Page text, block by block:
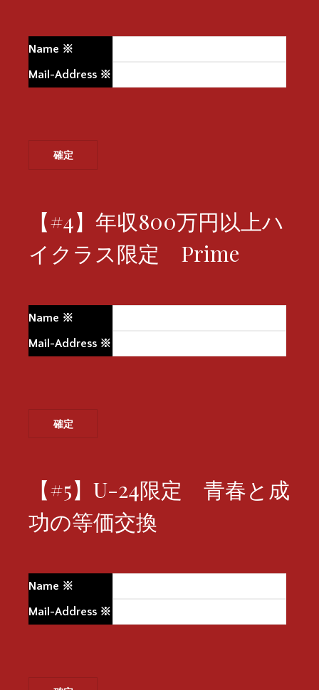
Name ※
Mail-Address ※
【#4】年収800万円以上ハ
イクラス限定 Prime
Name ※
Mail-Address ※
【#5】U-24限定 青春と成
功の等価交換
Name ※
Mail-Address ※